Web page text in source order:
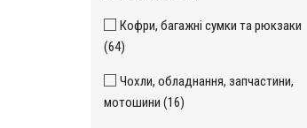
Кофри, багажні сумки та рюкзаки
(64)
Чохли, обладнання, запчастини,
мотошини (16)